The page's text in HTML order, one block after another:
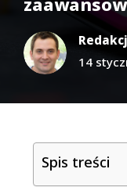
14
Spis treści